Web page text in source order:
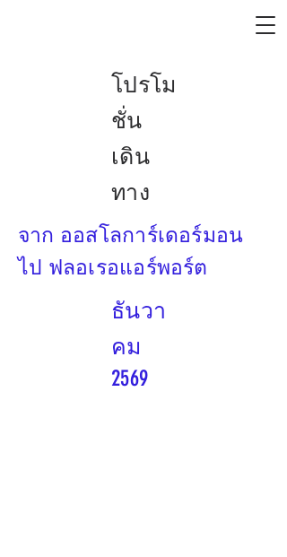
โปรโม
ชั่น
เดิน
ทาง
จาก ออสโลการ์เดอร์มอน
ไป ฟลอเรอแอร์พอร์ต
ธันวา
คม
2569